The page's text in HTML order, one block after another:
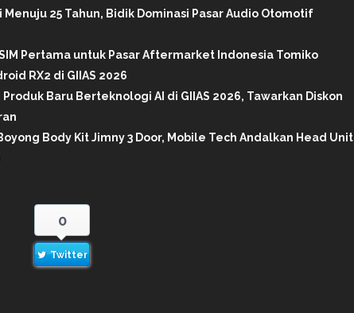
Menuju 25 Tahun, Bidik Dominasi Pasar Audio Otomotif
Pertama untuk Pasar Aftermarket Indonesia Tomiko
RX2 di GIIAS 2026
Baru Berteknologi AI di GIIAS 2026, Tawarkan Diskon
Body Kit Jimny 3 Door, Mobile Tech Andalkan Head Unit
0
Twitter